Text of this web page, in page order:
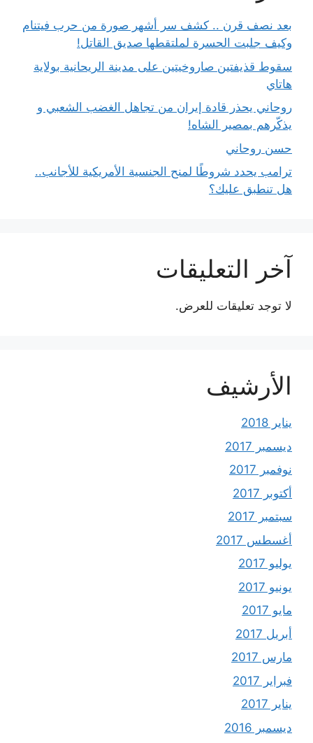
بعد نصف قرن .. كشف سر أشهر صورة من حرب فيتنام
وكيف جلبت الحسرة لملتقطها صديق القاتل!
سقوط قذيفتين صاروخيتين على مدينة الريحانية بولاية
هاتاي
روحاني يحذر قادة إيران من تجاهل الغضب الشعبي و
يذكّرهم بمصير الشاه!
حسن روحاني
ترامب يحدد شروطًا لمنح الجنسية الأمريكية للأجانب..
هل تنطبق عليك؟
آخر التعليقات
لا توجد تعليقات للعرض.
الأرشيف
يناير 2018
ديسمبر 2017
نوفمبر 2017
أكتوبر 2017
سبتمبر 2017
أغسطس 2017
يوليو 2017
يونيو 2017
مايو 2017
أبريل 2017
مارس 2017
فبراير 2017
يناير 2017
ديسمبر 2016